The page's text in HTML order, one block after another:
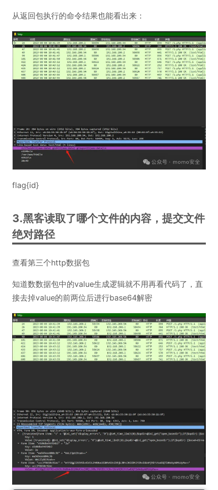
从返回包执行的命令结果也能看出来：
flag{id}
3.黑客读取了哪个文件的内容，提交文件
绝对路径
查看第三个http数据包
知道数数据包中的value生成逻辑就不用再看代码了，直
接去掉value的前两位后进行base64解密